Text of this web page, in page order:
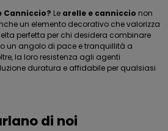
Canniccio? Le arelle e canniccio non
un elemento decorativo che valorizza
perfetta per chi desidera combinare
un angolo di pace e tranquillità a
la loro resistenza agli agenti
duratura e affidabile per qualsiasi
di noi